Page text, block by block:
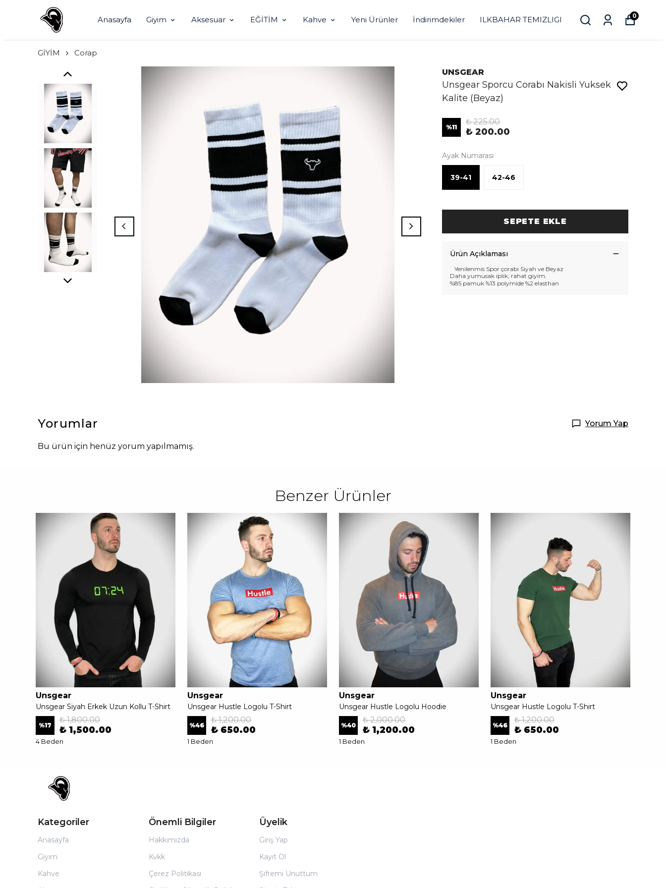
Anasayfa Giyim Aksesuar EĞİTİM Kahve Yeni Ürünler İndirimdekiler ILKBAHAR TEMIZLIGI 0
GİYİM Corap
UNSGEAR
Unsgear Sporcu Corabı Nakisli Yuksek
Kalite (Beyaz)
%11
₺ 225.00
₺ 200.00
Ayak Numarası
39-41 42-46
SEPETE EKLE
Ürün Açıklaması
Yenilenmis Spor çorabı Siyah ve Beyaz
Daha yumusak iplik, rahat giyim.
%85 pamuk %13 polymide %2 elasthan
Yorumlar Yorum Yap
Bu ürün için henüz yorum yapılmamış.
Benzer Ürünler
Unsgear
Unsgear Siyah Erkek Uzun Kollu T-Shirt
%17
₺ 1,800.00
₺ 1,500.00
4 Beden
Unsgear
Unsgear Hustle Logolu T-Shirt
%46
₺ 1,200.00
₺ 650.00
1 Beden
Unsgear
Unsgear Hustle Logolu Hoodie
%40
₺ 2,000.00
₺ 1,200.00
1 Beden
Unsgear
Unsgear Hustle Logolu T-Shirt
%46
₺ 1,200.00
₺ 650.00
1 Beden
Kategoriler
Anasayfa
Giyim
Kahve
Önemli Bilgiler
Hakkımızda
Kvkk
Çerez Politikası
Üyelik
Giriş Yap
Kayıt Ol
Şifremi Unuttum